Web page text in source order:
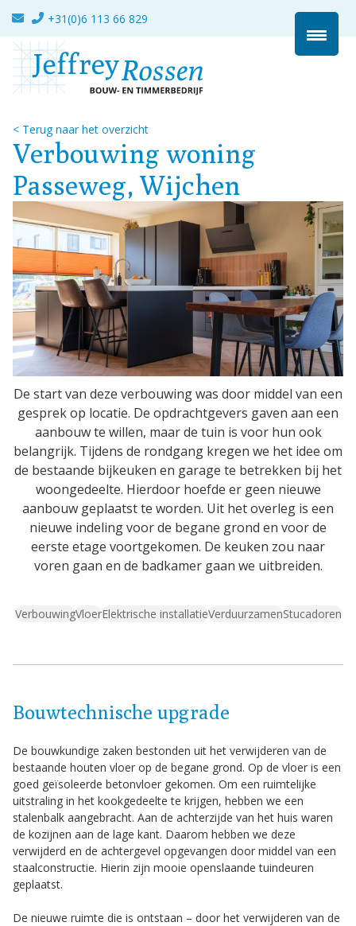
naar
de
inhoud
+31(0)6 113 66 829
< Terug naar het overzicht
Verbouwing woning
Passeweg, Wijchen
De start van deze verbouwing was door middel van een
gesprek op locatie. De opdrachtgevers gaven aan een
aanbouw te willen, maar de tuin is voor hun ook
belangrijk. Tijdens de rondgang kregen we het idee om
de bestaande bijkeuken en garage te betrekken bij het
woongedeelte. Hierdoor hoefde er geen nieuwe
aanbouw geplaatst te worden. Uit het overleg is een
nieuwe indeling voor de begane grond en voor de
eerste etage voortgekomen. De keuken zou naar
voren gaan en de badkamer gaan we uitbreiden.
VerbouwingVloerElektrische installatieVerduurzamenStucadoren
Bouwtechnische upgrade
De bouwkundige zaken bestonden uit het verwijderen van de
bestaande houten vloer op de begane grond. Op de vloer is een
goed geïsoleerde betonvloer gekomen. Om een ruimtelijke
uitstraling in het kookgedeelte te krijgen, hebben we een
stalenbalk aangebracht. Aan de achterzijde van het huis waren
de kozijnen aan de lage kant. Daarom hebben we deze
verwijderd en de achtergevel opgevangen door middel van een
staalconstructie. Hierin zijn mooie openslaande tuindeuren
geplaatst.
De nieuwe ruimte die is ontstaan – door het verwijderen van de